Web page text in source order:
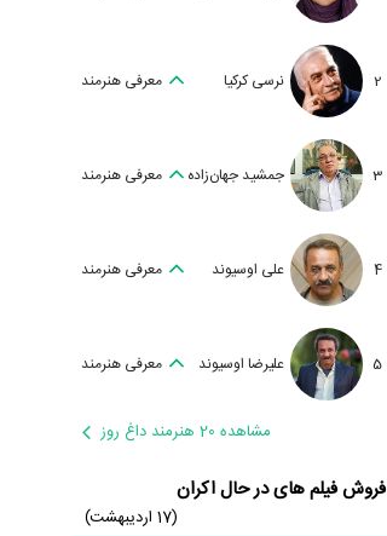
2 نرسی کرکیا معرفی هنرمند
3 جمشید جهان‌زاده معرفی هنرمند
4 علی اوسیوند معرفی هنرمند
5 علیرضا اوسیوند معرفی هنرمند
مشاهده 20 هنرمند داغ روز
فروش فیلم های در حال اکران
(17 اردیبهشت)